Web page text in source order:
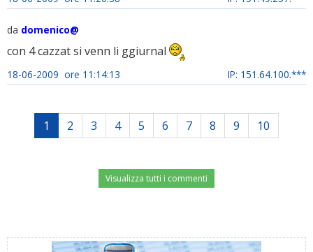
da domenico@
con 4 cazzat si venn li ggiurnal
18-06-2009 ore 11:14:13 IP: 151.64.100.***
1 2 3 4 5 6 7 8 9 10
Visualizza tutti i commenti